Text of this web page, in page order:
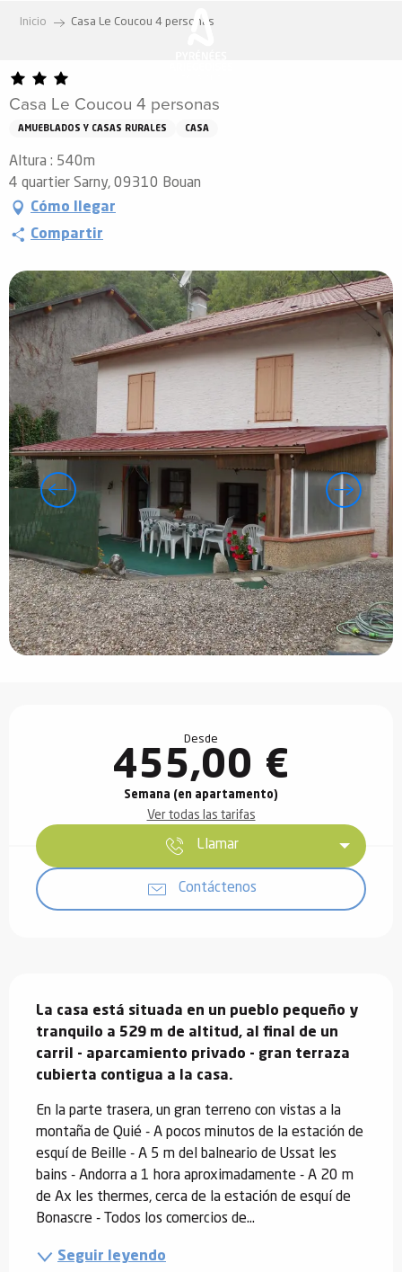
principal
Inicio Casa Le Coucou 4 personas
Casa Le Coucou 4 personas
AMUEBLADOS Y CASAS RURALES CASA
Altura : 540m
4 quartier Sarny, 09310 Bouan
Cómo llegar
Compartir
Desde
455,00 €
Semana (en apartamento)
Ver todas las tarifas
Llamar
Contáctenos
La casa está situada en un pueblo pequeño y
tranquilo a 529 m de altitud, al final de un
carril - aparcamiento privado - gran terraza
cubierta contigua a la casa.
En la parte trasera, un gran terreno con vistas a la
montaña de Quié - A pocos minutos de la estación de
esquí de Beille - A 5 m del balneario de Ussat les
bains - Andorra a 1 hora aproximadamente - A 20 m
de Ax les thermes, cerca de la estación de esquí de
Bonascre - Todos los comercios de...
Seguir leyendo